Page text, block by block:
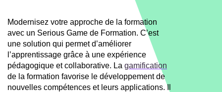
Modernisez votre approche de la formation
avec un Serious Game de Formation. C’est
une solution qui permet d’améliorer
l’apprentissage grâce à une expérience
pédagogique et collaborative. La gamification
de la formation favorise le développement de
nouvelles compétences et leurs applications. Il